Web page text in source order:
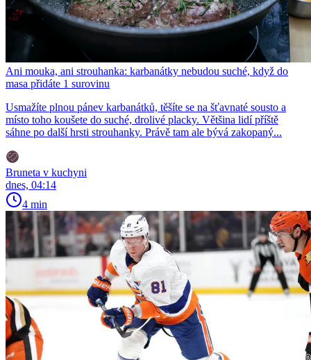
Ani mouka, ani strouhanka: karbanátky nebudou suché, když do
masa přidáte 1 surovinu
Usmažíte plnou pánev karbanátků, těšíte se na šťavnaté sousto a
místo toho koušete do suché, drolivé placky. Většina lidí příště
sáhne po další hrsti strouhanky. Právě tam ale bývá zakopaný...
Bruneta v kuchyni
dnes, 04:14
4 min